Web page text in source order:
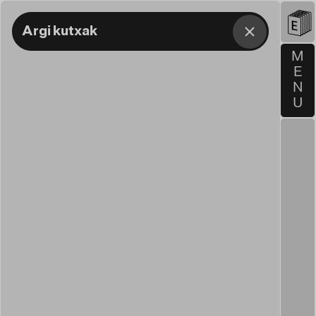
Argi kutxak
M
E
N
U